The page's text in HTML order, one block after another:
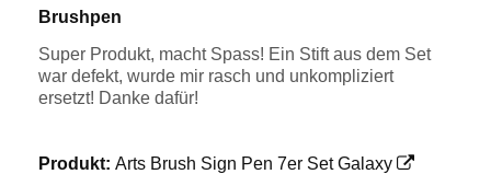
Brushpen
Super Produkt, macht Spass! Ein Stift aus dem Set
war defekt, wurde mir rasch und unkompliziert
ersetzt! Danke dafür!
Produkt: Arts Brush Sign Pen 7er Set Galaxy